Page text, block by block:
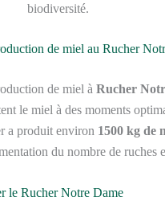
biodiversité.
de miel au Rucher
de miel à Rucher
le miel à des moments
a produit environ 1500 kg de
du nombre de ruches
le Rucher Notre Dame